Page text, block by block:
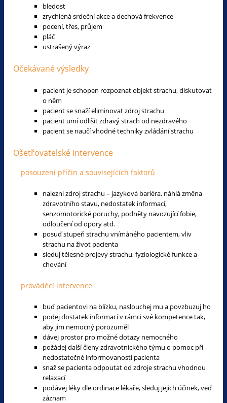
bledost
zrychlená srdeční akce a dechová frekvence
pocení, třes, průjem
pláč
ustrašený výraz
Očekávané výsledky
pacient je schopen rozpoznat objekt strachu, diskutovat
o něm
pacient se snaží eliminovat zdroj strachu
pacient umí odlišit zdravý strach od nezdravého
pacient se naučí vhodné techniky zvládání strachu
Ošetřovatelské intervence
posouzení příčin a souvisejících faktorů
nalezni zdroj strachu – jazyková bariéra, náhlá změna
zdravotního stavu, nedostatek informací,
senzomotorické poruchy, podněty navozující fobie,
odloučení od opory atd.
posuď stupeň strachu vnímáného pacientem, vliv
strachu na život pacienta
sleduj tělesné projevy strachu, fyziologické funkce a
chování
prováděcí intervence
buď pacientovi na blízku, naslouchej mu a povzbuzuj ho
podej dostatek informací v rámci své kompetence tak,
aby jim nemocný porozuměl
dávej prostor pro možné dotazy nemocného
požádej další členy zdravotnického týmu o pomoc při
nedostatečné informovanosti pacienta
snaž se pacienta odpoutat od zdroje strachu vhodnou
relaxací
podávej léky dle ordinace lékaře, sleduj jejich účinek, veď
záznam